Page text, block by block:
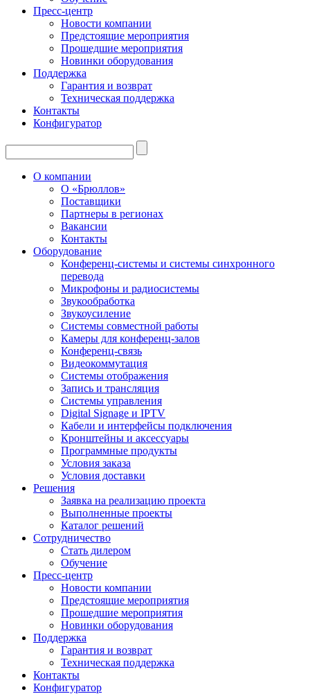
Пресс-центр
Новости компании
Предстоящие мероприятия
Прошедшие мероприятия
Новинки оборудования
Поддержка
Гарантия и возврат
Техническая поддержка
Контакты
Конфигуратор
О компании
О «Брюллов»
Поставщики
Партнеры в регионах
Вакансии
Контакты
Оборудование
Конференц-системы и системы синхронного
перевода
Микрофоны и радиосистемы
Звукообработка
Звукоусиление
Системы совместной работы
Камеры для конференц-залов
Конференц-связь
Видеокоммутация
Системы отображения
Запись и трансляция
Системы управления
Digital Signage и IPTV
Кабели и интерфейсы подключения
Кронштейны и аксессуары
Программные продукты
Условия заказа
Условия доставки
Решения
Заявка на реализацию проекта
Выполненные проекты
Каталог решений
Сотрудничество
Стать дилером
Обучение
Пресс-центр
Новости компании
Предстоящие мероприятия
Прошедшие мероприятия
Новинки оборудования
Поддержка
Гарантия и возврат
Техническая поддержка
Контакты
Конфигуратор